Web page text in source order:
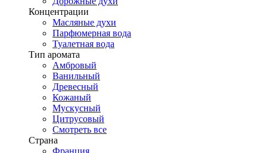
Концентрации
Масляные духи
Парфюмерная вода
Туалетная вода
Тип аромата
Амбровый
Ванильный
Древесный
Кожаный
Мускусный
Цитрусовый
Смотреть все
Страна
Франция